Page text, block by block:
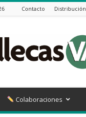
Contacto Distribución
VA
Colaboraciones